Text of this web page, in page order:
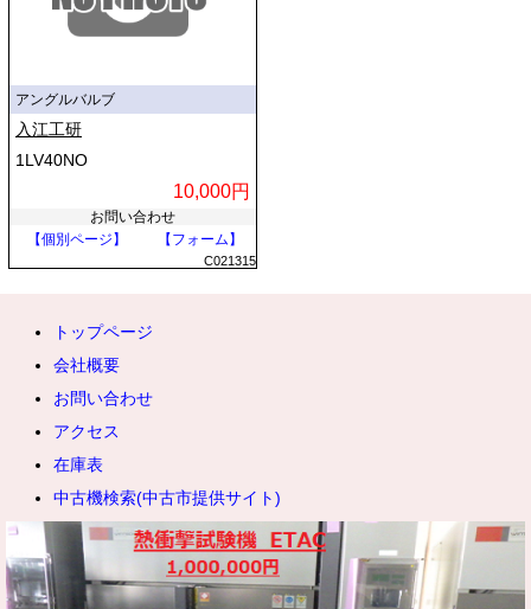
アングルバルブ
入江工研
1LV40NO
10,000円
お問い合わせ
【個別ページ】
【フォーム】
C021315
トップページ
会社概要
お問い合わせ
アクセス
在庫表
中古機検索(中古市提供サイト)